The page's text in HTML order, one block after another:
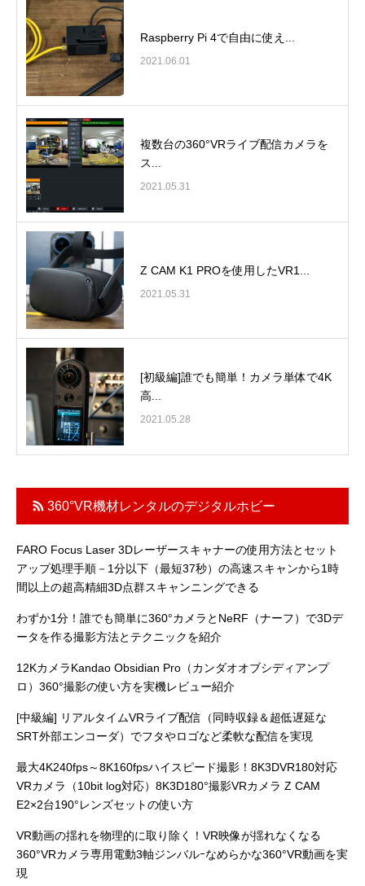
Raspberry Pi 4で自由に使え...
2021.06.01
複数台の360°VRライブ配信カメラを
ス...
2021.05.31
Z CAM K1 PROを使用したVR1...
2021.05.31
[初級編]誰でも簡単！カメラ単体で4K
高...
2021.05.28
360°VR機材レンタルのデジタルホビー
digitalhobby
FARO Focus Laser 3Dレーザースキャナーの使用方法とセット
アップ処理手順－1分以下（最短37秒）の高速スキャンから1時
間以上の超高精細3D点群スキャンニングできる
わずか1分！誰でも簡単に360°カメラとNeRF（ナーフ）で3Dデ
ータを作る撮影方法とテクニックを紹介
12KカメラKandao Obsidian Pro（カンダオオブシディアンプ
ロ）360°撮影の使い方を実機レビュー紹介
[中級編] リアルタイムVRライブ配信（同時収録＆超低遅延な
SRT外部エンコーダ）でフタやロゴなど柔軟な配信を実現
最大4K240fps～8K160fpsハイスピード撮影！8K3DVR180対応
VRカメラ（10bit log対応）8K3D180°撮影VRカメラ Z CAM
E2×2台190°レンズセットの使い方
VR動画の揺れを物理的に取り除く！VR映像が揺れなくなる
360°VRカメラ専用電動3軸ジンバルｰなめらかな360°VR動画を実
現